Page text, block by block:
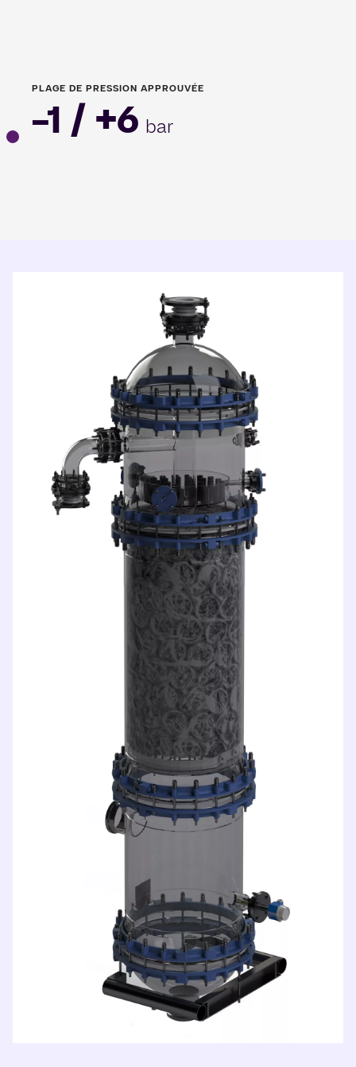
PLAGE DE PRESSION APPROUVÉE
-1 / +6 bar